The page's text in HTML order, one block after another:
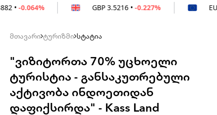
3.5216 -0.227% 3.0212 -
მთავარი ტურიზმი სტატია
"ვიზიტორთა 70% უცხოელი
ტურისტია - განსაკუთრებული
აქტივობა ინდოეთიდან
დაფიქსირდა" - Kass Land